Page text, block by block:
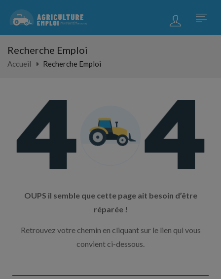
Recherche Emploi
Accueil Recherche Emploi
OUPS il semble que cette page ait besoin d’être
réparée !
Retrouvez votre chemin en cliquant sur le lien qui vous
convient ci-dessous.